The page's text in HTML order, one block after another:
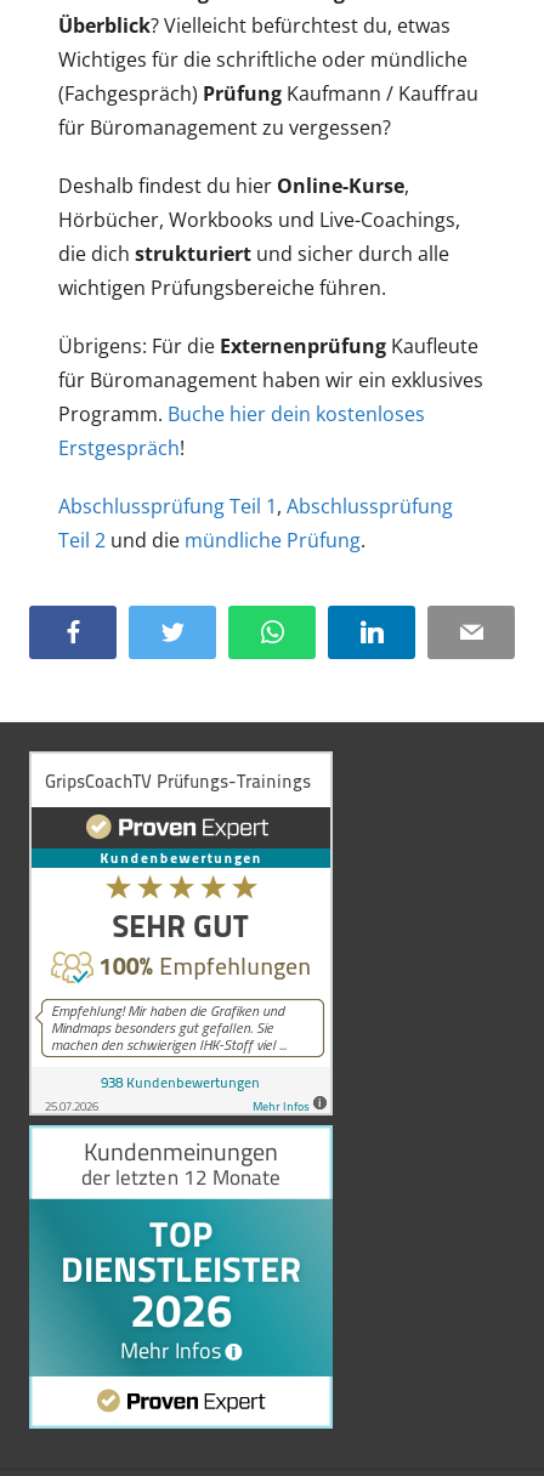
Überblick? Vielleicht befürchtest du, etwas
Wichtiges für die schriftliche oder mündliche
(Fachgespräch) Prüfung Kaufmann / Kauffrau
für Büromanagement zu vergessen?
Deshalb findest du hier Online-Kurse,
Hörbücher, Workbooks und Live-Coachings,
die dich strukturiert und sicher durch alle
wichtigen Prüfungsbereiche führen.
Übrigens: Für die Externenprüfung Kaufleute
für Büromanagement haben wir ein exklusives
Programm. Buche hier dein kostenloses
Erstgespräch!
Abschlussprüfung Teil 1, Abschlussprüfung
Teil 2 und die mündliche Prüfung.
Facebook Twitter WhatsApp LinkedIn Email